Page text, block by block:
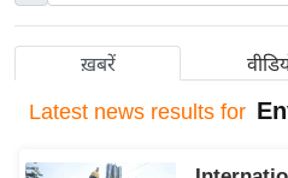
ष्ट्री
अं
ख़बरें
Latest news results for